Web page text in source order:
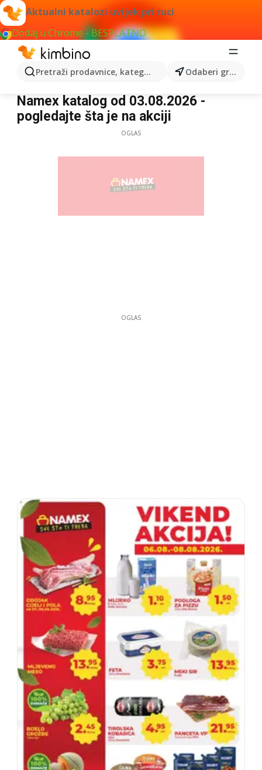
Aktualni katalozi uvijek pri ruci
Dodaj u Chrome - BESPLATNO
Pretraži prodavnice, kategorije, proizvode... Odaberi grad
Namex
Namex katalog od 03.08.2026 -
pogledajte šta je na akciji
OGLAS
OGLAS